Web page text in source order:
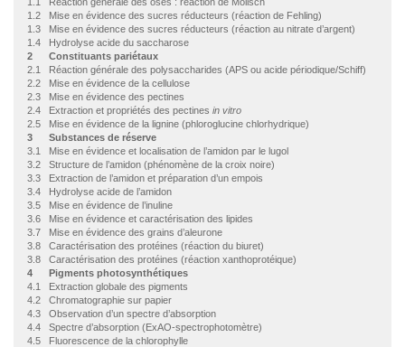
1.2 Mise en évidence des sucres réducteurs (réaction de Fehling)
1.3 Mise en évidence des sucres réducteurs (réaction au nitrate d’argent)
1.4 Hydrolyse acide du saccharose
2 Constituants pariétaux
2.1 Réaction générale des polysaccharides (APS ou acide périodique/Schiff)
2.2 Mise en évidence de la cellulose
2.3 Mise en évidence des pectines
2.4 Extraction et propriétés des pectines in vitro
2.5 Mise en évidence de la lignine (phloroglucine chlorhydrique)
3 Substances de réserve
3.1 Mise en évidence et localisation de l’amidon par le lugol
3.2 Structure de l’amidon (phénomène de la croix noire)
3.3 Extraction de l’amidon et préparation d’un empois
3.4 Hydrolyse acide de l’amidon
3.5 Mise en évidence de l’inuline
3.6 Mise en évidence et caractérisation des lipides
3.7 Mise en évidence des grains d’aleurone
3.8 Caractérisation des protéines (réaction du biuret)
3.8 Caractérisation des protéines (réaction xanthoprotéique)
4 Pigments photosynthétiques
4.1 Extraction globale des pigments
4.2 Chromatographie sur papier
4.3 Observation d’un spectre d’absorption
4.4 Spectre d’absorption (ExAO-spectrophotomètre)
4.5 Fluorescence de la chlorophylle